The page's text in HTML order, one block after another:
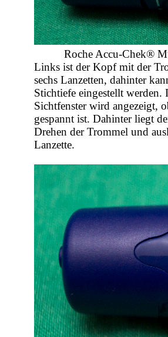
Roche Accu-Chek®
Links ist der Kopf mit der
sechs Lanzetten, dahinter
Stichtiefe eingestellt werden.
Sichtfenster wird angezeigt,
gespannt ist. Dahinter liegt
Drehen der Trommel und
Lanzette.